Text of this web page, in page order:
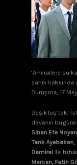
‘Amirallere
sanık hakkında
Duruşma, 17
Beşiktaş’taki
davanın
Sinan Efe
Tarık
Demirel ile
Mercan, Fatih